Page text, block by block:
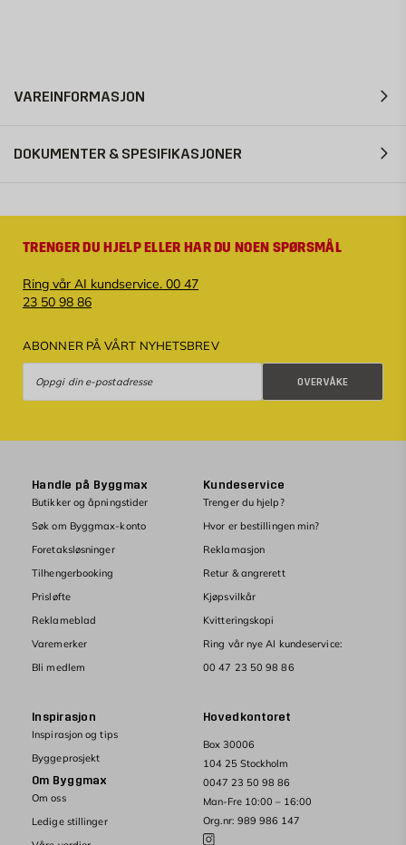
VAREINFORMASJON
DOKUMENTER & SPESIFIKASJONER
TRENGER DU HJELP ELLER HAR DU NOEN SPØRSMÅL
Ring vår AI kundservice. 00 47
23 50 98 86
ABONNER PÅ VÅRT NYHETSBREV
OVERVÅKE
Hovedkontoret
Box 30006
104 25 Stockholm
0047 23 50 98 86
Man-Fre 10:00 – 16:00
Org.nr: 989 986 147
Handle på Byggmax
Butikker og åpningstider
Søk om Byggmax-konto
Foretaksløsninger
Tilhengerbooking
Prisløfte
Reklameblad
Varemerker
Bli medlem
Kundeservice
Trenger du hjelp?
Hvor er bestillingen min?
Reklamasjon
Retur & angrerett
Kjøpsvilkår
Kvitteringskopi
Ring vår nye AI kundeservice:
00 47 23 50 98 86
Inspirasjon
Inspirasjon og tips
Byggeprosjekt
Om Byggmax
Om oss
Ledige stillinger